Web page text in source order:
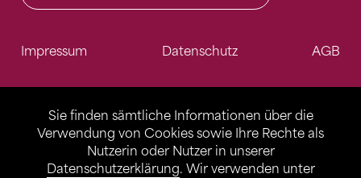
Sie finden sämtliche Informationen über die
Verwendung von Cookies sowie Ihre Rechte als
Nutzerin oder Nutzer in unserer
Datenschutzerklärung. Wir verwenden unter
Impressum Datenschutz AGB